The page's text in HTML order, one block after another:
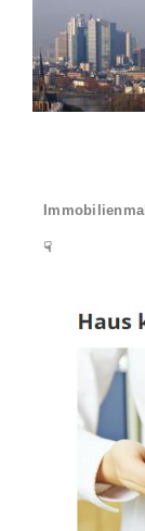
☟